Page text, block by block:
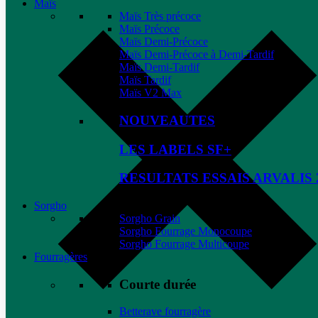
Maïs
Maïs Très précoce
Maïs Précoce
Maïs Demi-Précoce
Maïs Demi-Précoce à Demi-Tardif
Maïs Demi-Tardif
Maïs Tardif
Maïs V2 Max
NOUVEAUTES
LES LABELS SF+
RESULTATS ESSAIS ARVALIS
Sorgho
Sorgho Grain
Sorgho Fourrage Monocoupe
Sorgho Fourrage Multicoupe
Fourragères
Courte durée
Betterave fourragère